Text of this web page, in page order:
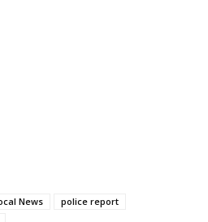
News
police report